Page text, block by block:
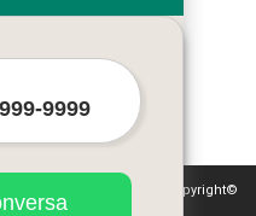
de direitos autorais. Copyright©